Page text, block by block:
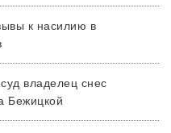
к насилию в
владелец снес
Бежицкой